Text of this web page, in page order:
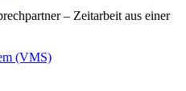
– Zeitarbeit aus einer
(VMS)